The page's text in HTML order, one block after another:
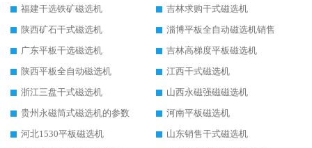
福建干选铁矿磁选机
吉林求购干式磁选机
陕西矿石干式磁选机
淄博平板全自动磁选机销售
广东平板干选磁选机
吉林高梯度平板磁选机
陕西平板全自动磁选机
江西干式磁选机
浙江三盘干式磁选机
山西永磁强磁磁选机
贵州永磁筒式磁选机的参数
河南平板磁选机
河北1530平板磁选机
山东销售干式磁选机